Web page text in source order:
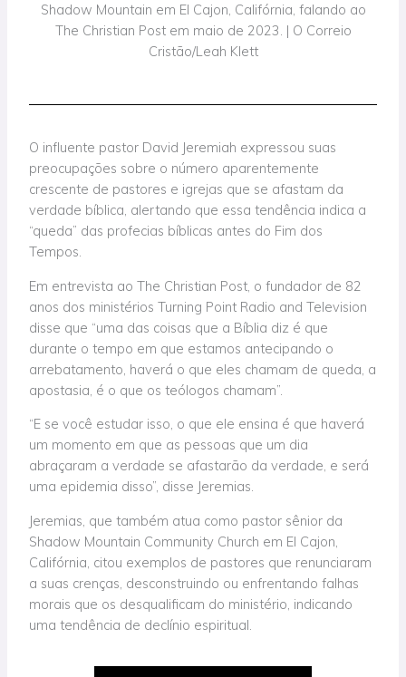
Shadow Mountain em El Cajon, Califórnia, falando ao
The Christian Post em maio de 2023. | O Correio
Cristão/Leah Klett
O influente pastor David Jeremiah expressou suas
preocupações sobre o número aparentemente
crescente de pastores e igrejas que se afastam da
verdade bíblica, alertando que essa tendência indica a
“queda” das profecias bíblicas antes do Fim dos
Tempos.
Em entrevista ao The Christian Post, o fundador de 82
anos dos ministérios Turning Point Radio and Television
disse que “uma das coisas que a Bíblia diz é que
durante o tempo em que estamos antecipando o
arrebatamento, haverá o que eles chamam de queda, a
apostasia, é o que os teólogos chamam”.
“E se você estudar isso, o que ele ensina é que haverá
um momento em que as pessoas que um dia
abraçaram a verdade se afastarão da verdade, e será
uma epidemia disso”, disse Jeremias.
Jeremias, que também atua como pastor sênior da
Shadow Mountain Community Church em El Cajon,
Califórnia, citou exemplos de pastores que renunciaram
a suas crenças, desconstruindo ou enfrentando falhas
morais que os desqualificam do ministério, indicando
uma tendência de declínio espiritual.